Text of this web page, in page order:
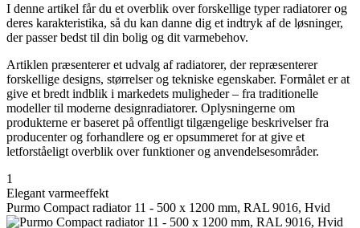
I denne artikel får du et overblik over forskellige typer radiatorer og
deres karakteristika, så du kan danne dig et indtryk af de løsninger,
der passer bedst til din bolig og dit varmebehov.
Artiklen præsenterer et udvalg af radiatorer, der repræsenterer
forskellige designs, størrelser og tekniske egenskaber. Formålet er at
give et bredt indblik i markedets muligheder – fra traditionelle
modeller til moderne designradiatorer. Oplysningerne om
produkterne er baseret på offentligt tilgængelige beskrivelser fra
producenter og forhandlere og er opsummeret for at give et
letforståeligt overblik over funktioner og anvendelsesområder.
1
Elegant varmeeffekt
Purmo Compact radiator 11 - 500 x 1200 mm, RAL 9016, Hvid